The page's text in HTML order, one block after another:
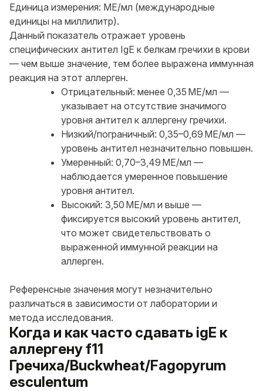
Единица измерения: МЕ/мл (международные
единицы на миллилитр).
Данный показатель отражает уровень
специфических антител IgE к белкам гречихи в крови
— чем выше значение, тем более выражена иммунная
реакция на этот аллерген.
Отрицательный: менее 0,35 МЕ/мл —
указывает на отсутствие значимого
уровня антител к аллергену гречихи.
Низкий/пограничный: 0,35–0,69 МЕ/мл —
уровень антител незначительно повышен.
Умеренный: 0,70–3,49 МЕ/мл —
наблюдается умеренное повышение
уровня антител.
Высокий: 3,50 МЕ/мл и выше —
фиксируется высокий уровень антител,
что может свидетельствовать о
выраженной иммунной реакции на
аллерген.
Референсные значения могут незначительно
различаться в зависимости от лаборатории и
метода исследования.
Когда и как часто сдавать igE к
аллергену f11
Гречиха/Buckwheat/Fagopyrum
esculentum